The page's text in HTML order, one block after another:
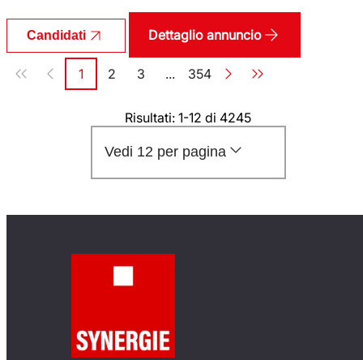
Candidati Dettaglio annuncio
Paginazione
Pagina
1 Pagina
2 Pagina
3 ... Pagina
354
Risultati: 1-12 di 4245
Vedi 12 per pagina